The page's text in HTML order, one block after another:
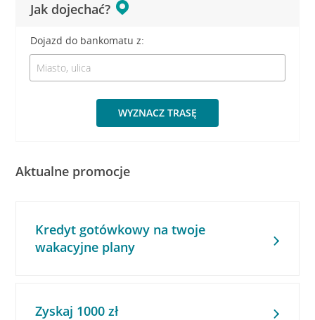
Jak dojechać?
Dojazd do bankomatu z:
WYZNACZ TRASĘ
Aktualne promocje
Kredyt gotówkowy na twoje
wakacyjne plany
Zyskaj 1000 zł